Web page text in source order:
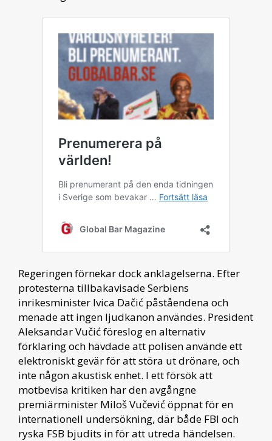
Regeringen förnekar dock anklagelserna. Efter
protesterna tillbakavisade Serbiens
inrikesminister Ivica Dačić påståendena och
menade att ingen ljudkanon användes. President
Aleksandar Vučić föreslog en alternativ
förklaring och hävdade att polisen använde ett
elektroniskt gevär för att störa ut drönare, och
inte någon akustisk enhet. I ett försök att
motbevisa kritiken har den avgångne
premiärminister Miloš Vučević öppnat för en
internationell undersökning, där både FBI och
ryska FSB bjudits in för att utreda händelsen.